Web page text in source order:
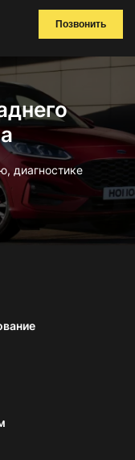
Позвонить
диагностике